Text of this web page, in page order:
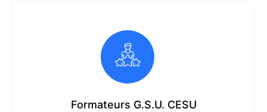
Formateurs G.S.U. CESU